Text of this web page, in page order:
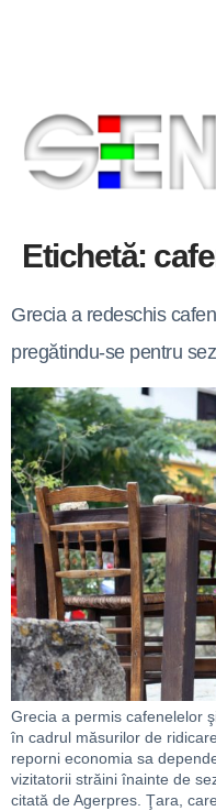
Etichetă:
Grecia a redeschis
pregătindu-se pentru
Grecia a permis cafenelelor
în cadrul măsurilor de
reporni economia sa
vizitatorii străini înainte de
citată de Agerpres. Ţara,